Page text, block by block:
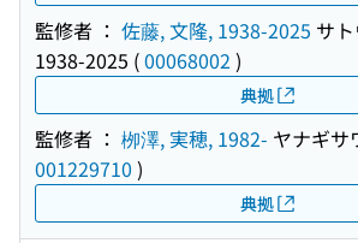
監修者 ： 佐藤, 文隆, 1938-2025 サ
1938-2025 (00068002 )
典拠
監修者 ： 栁澤, 実穂, 1982- ヤナギサ
001229710 )
典拠